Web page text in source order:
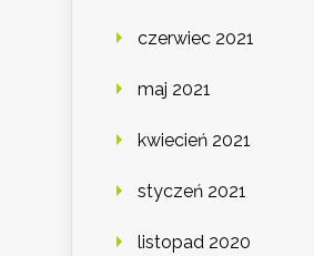
czerwiec 2021
maj 2021
kwiecień 2021
styczeń 2021
listopad 2020